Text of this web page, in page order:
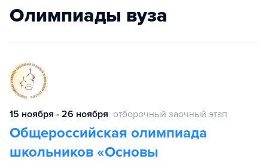
Олимпиады вуза
15 ноября - 26 ноября отборочный заочный этап
Общероссийская олимпиада
школьников «Основы